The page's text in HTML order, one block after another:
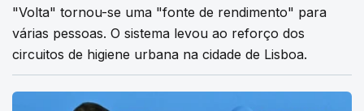
"Volta" tornou-se uma "fonte de rendimento" para
várias pessoas. O sistema levou ao reforço dos
circuitos de higiene urbana na cidade de Lisboa.